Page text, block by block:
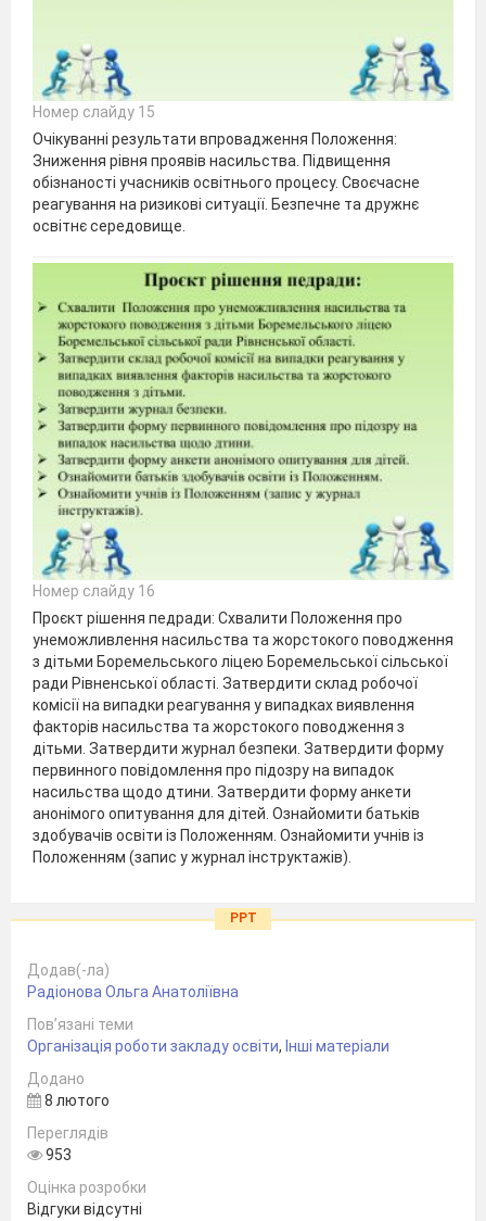
Номер слайду 15
Очікуванні результати впровадження Положення:
Зниження рівня проявів насильства. Підвищення
обізнаності учасників освітнього процесу. Своєчасне
реагування на ризикові ситуації. Безпечне та дружнє
освітнє середовище.
Номер слайду 16
Проєкт рішення педради: Схвалити Положення про
унеможливлення насильства та жорстокого поводження
з дітьми Боремельського ліцею Боремельської сільської
ради Рівненської області. Затвердити склад робочої
комісії на випадки реагування у випадках виявлення
факторів насильства та жорстокого поводження з
дітьми. Затвердити журнал безпеки. Затвердити форму
первинного повідомлення про підозру на випадок
насильства щодо дтини. Затвердити форму анкети
анонімого опитування для дітей. Ознайомити батьків
здобувачів освіти із Положенням. Ознайомити учнів із
Положенням (запис у журнал інструктажів).
PPT
Додав(-ла)
Радіонова Ольга Анатоліївна
Пов’язані теми
Організація роботи закладу освіти, Інші матеріали
Додано
8 лютого
Переглядів
953
Оцінка розробки
Відгуки відсутні